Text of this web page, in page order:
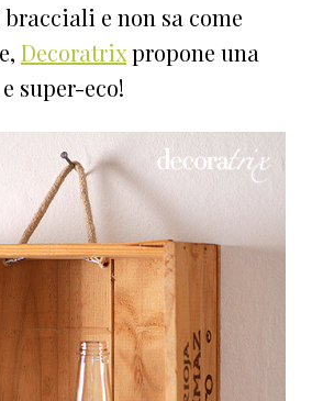
e non sa come
Decoratrixpropone una
super-eco!